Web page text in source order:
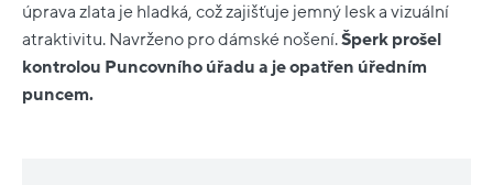
úprava zlata je hladká, což zajišťuje jemný lesk a vizuální
atraktivitu. Navrženo pro dámské nošení.Šperk prošel
kontrolou Puncovního úřadu a je opatřen úředním
puncem.